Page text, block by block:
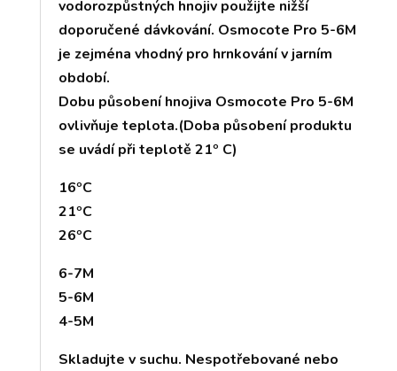
vodorozpůstných hnojiv použijte nižší
doporučené dávkování. Osmocote Pro 5-6M
je zejména vhodný pro hrnkování v jarním
období.
Dobu působení hnojiva Osmocote Pro 5-6M
ovlivňuje teplota.(Doba působení produktu
se uvádí při teplotě 21º C)
16ºC
21ºC
26ºC
6-7M
5-6M
4-5M
Skladujte v suchu. Nespotřebované nebo